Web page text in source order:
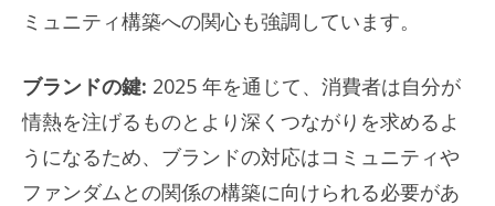
ミュニティ構築への関心も強調しています。
ブランドの鍵: 2025 年を通じて、消費者は自分が
情熱を注げるものとより深くつながりを求めるよ
うになるため、ブランドの対応はコミュニティや
ファンダムとの関係の構築に向けられる必要があ